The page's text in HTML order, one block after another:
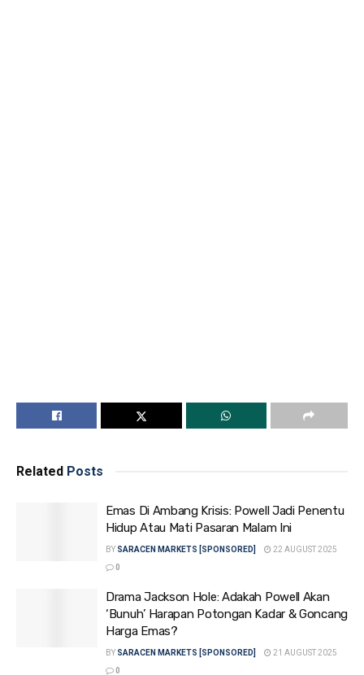
Related Posts
Emas Di Ambang Krisis: Powell Jadi Penentu
Hidup Atau Mati Pasaran Malam Ini
BY SARACEN MARKETS [SPONSORED]
22 AUGUST 2025
0
Drama Jackson Hole: Adakah Powell Akan
‘Bunuh’ Harapan Potongan Kadar & Goncang
Harga Emas?
BY SARACEN MARKETS [SPONSORED]
21 AUGUST 2025
0